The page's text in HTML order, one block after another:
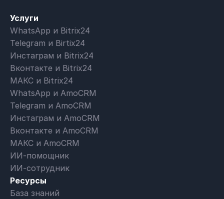
Услуги
WhatsApp и Bitrix24
Telegram и Birtix24
Инстаграм и Bitrix24
Вконтакте и Bitrix24
МАКС и Bitrix24
WhatsApp и AmoCRM
Telegram и AmoCRM
Инстаграм и AmoCRM
Вконтакте и AmoCRM
МАКС и AmoCRM
ИИ-помощник
ИИ-сотрудник
Ресурсы
База знаний